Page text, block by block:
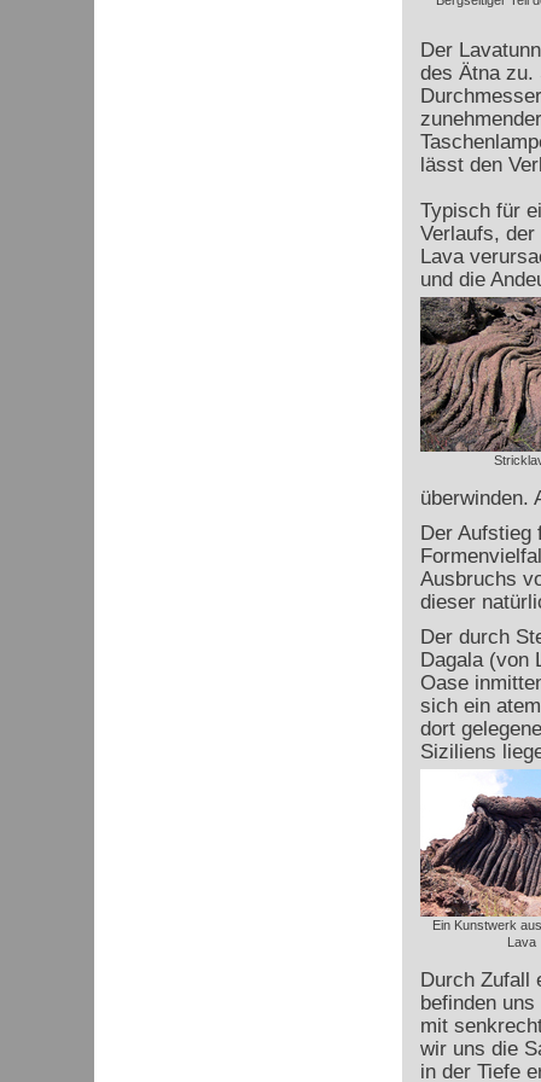
Der
des Ätna zu.
lässt den
Typisch für
Verlaufs,
Lava
und die
überwinden.
Der Aufstieg
Ausbruchs
dieser
Der durch
Dagala (von
Oase
sich ein
dort
Siziliens
Ein Kunstwerk
Lava
Durch Zufall
befinden
mit
wir uns die
in der Tiefe